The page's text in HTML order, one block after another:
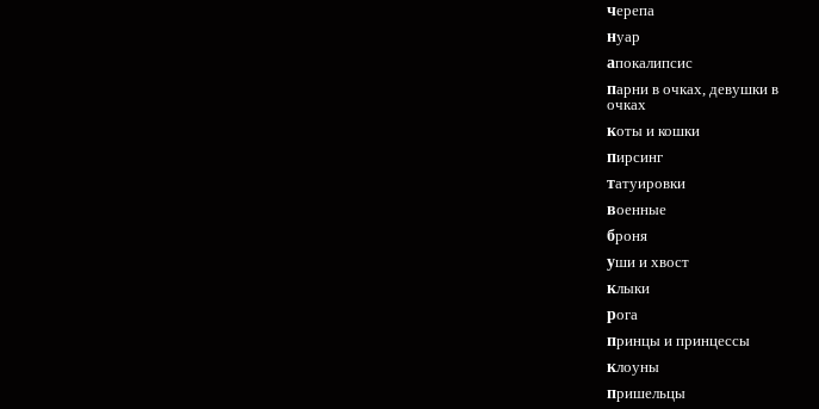
черепа
нуар
апокалипсис
парни в очках, девушки в
очках
коты и кошки
пирсинг
татуировки
военные
броня
уши и хвост
клыки
рога
принцы и принцессы
клоуны
пришельцы